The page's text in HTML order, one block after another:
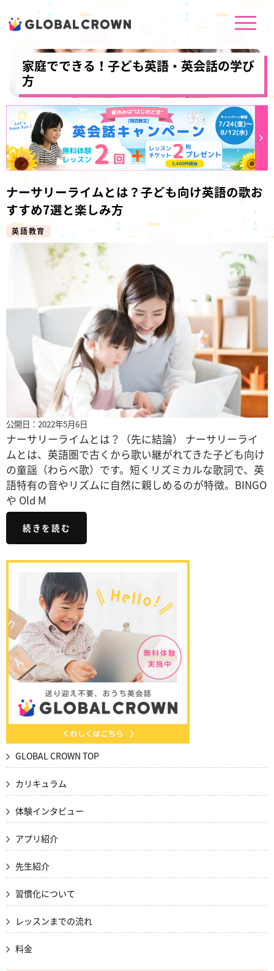
家庭でできる！子ども英語・英会話の学び
方
ナーサリーライムとは？子ども向け英語の歌お
すすめ7選と楽しみ方
英語教育
公開日：2022年5月6日
ナーサリーライムとは？（先に結論） ナーサリーライ
ムとは、英語圏で古くから歌い継がれてきた子ども向け
の童謡（わらべ歌）です。短くリズミカルな歌詞で、英
語特有の音やリズムに自然に親しめるのが特徴。BINGO
や Old M
続きを読む
GLOBAL CROWN TOP
カリキュラム
体験インタビュー
アプリ紹介
先生紹介
習慣化について
レッスンまでの流れ
料金